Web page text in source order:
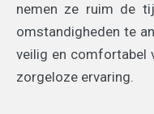
nemen ze ruim de
omstandigheden te
veilig en comfortabel
zorgeloze ervaring.